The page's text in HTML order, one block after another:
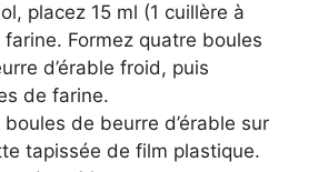
placez 15 ml (1 cuillère à
Formez quatre boules
d’érable froid, puis
de farine.
boules de beurre d’érable sur
tapissée de film plastique.